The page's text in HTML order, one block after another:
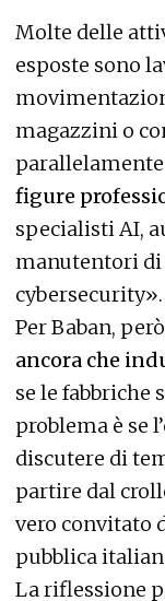
Molte delle
esposte sono
magazzini o
parallelamente
figure
specialisti AI,
manutentori di
cybersecurity».
Per Baban,
ancora che
se le fabbriche
problema è se
discutere di
partire dal
vero convitato
pubblica
La riflessione